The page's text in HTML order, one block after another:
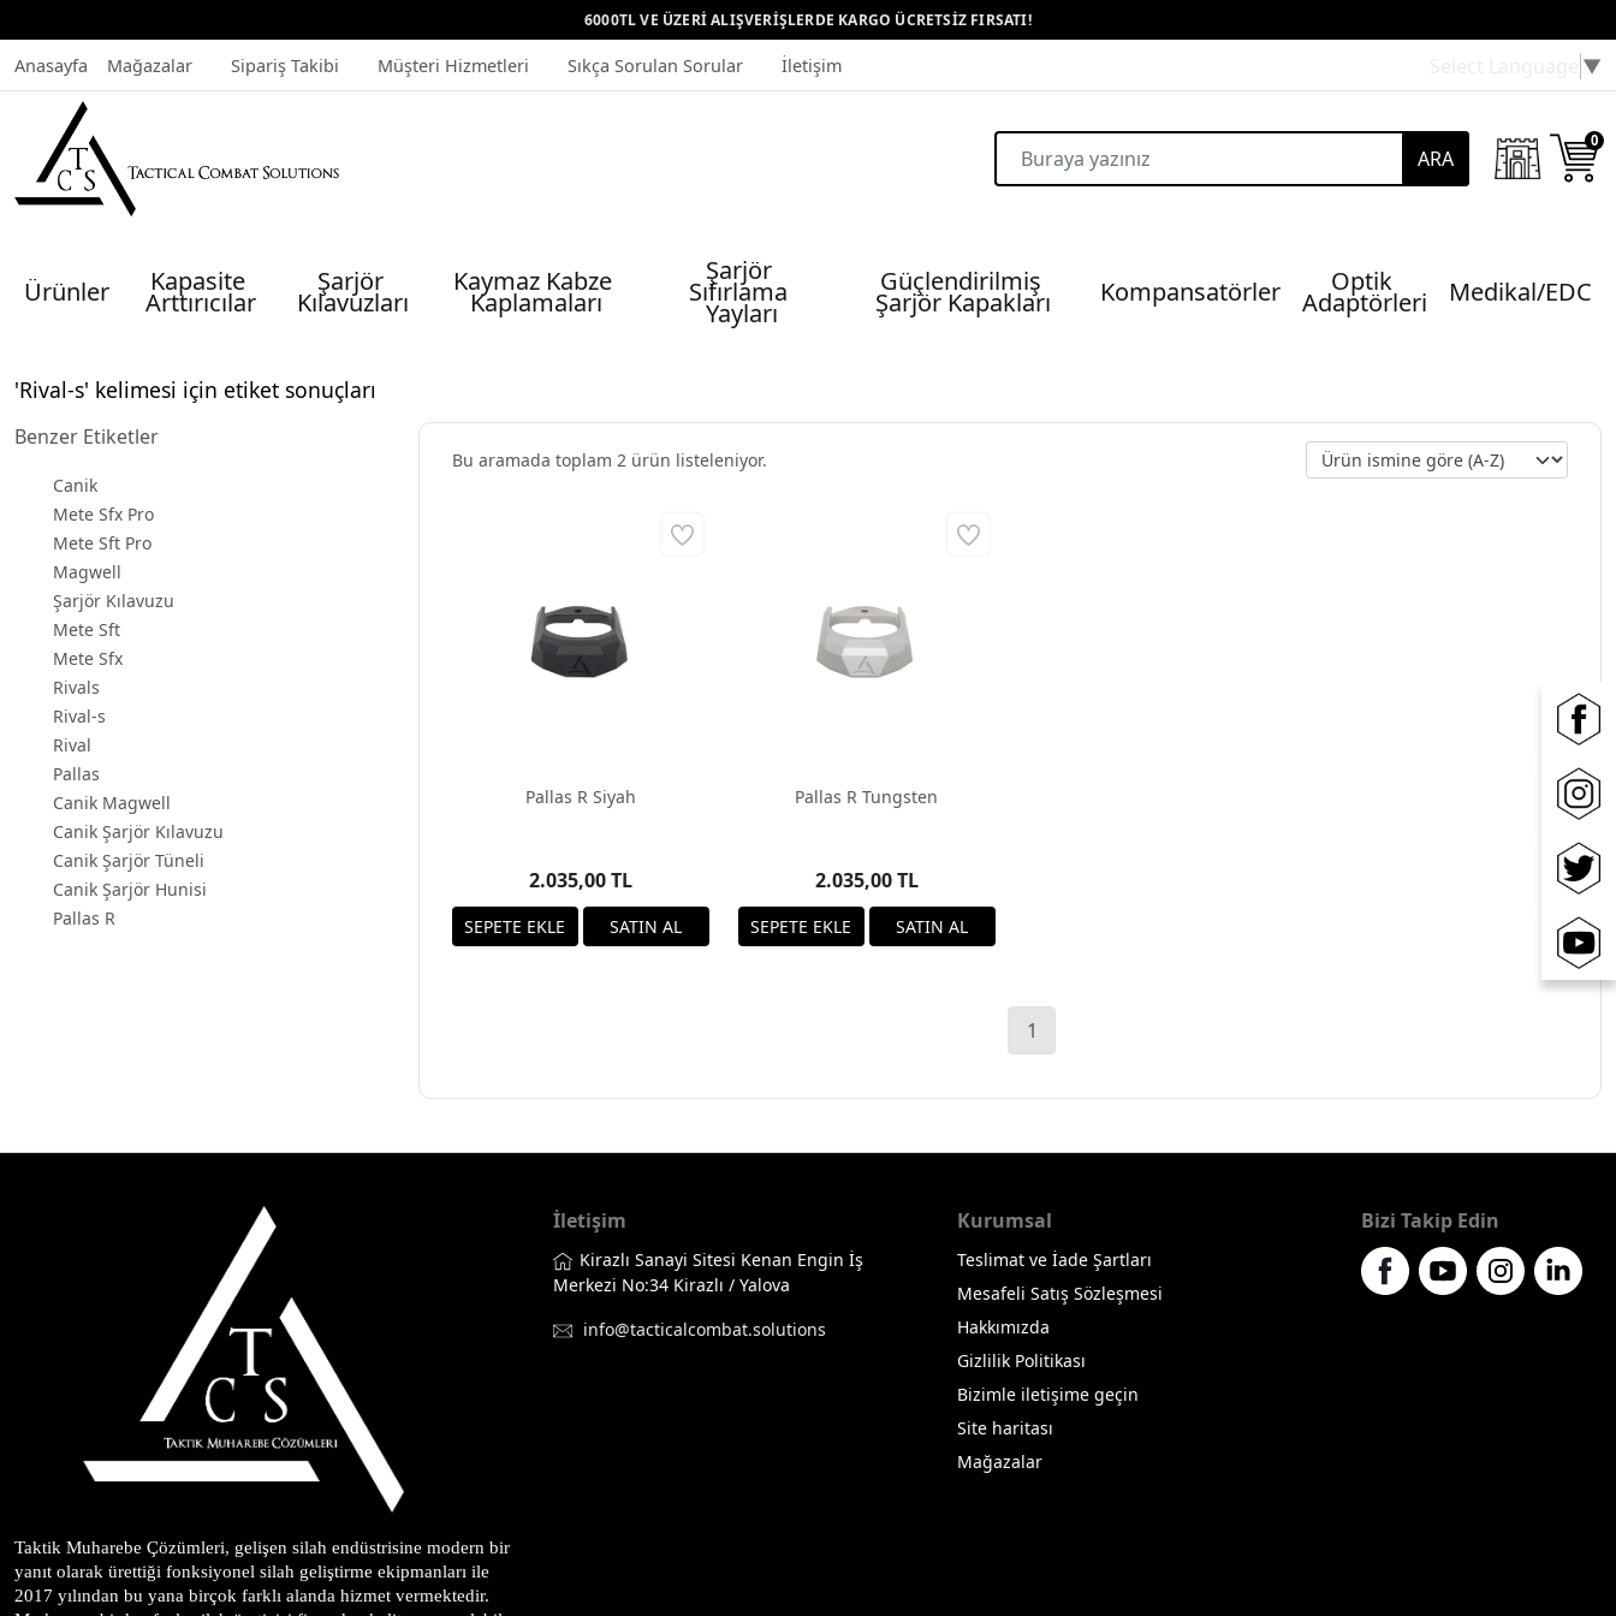
6000TL VE ÜZERİ ALIŞVERİŞLERDE KARGO ÜCRETSİZ FIRSATI!
Anasayfa Mağazalar Sipariş Takibi Müşteri Hizmetleri Sıkça Sorulan Sorular İletişim ▼
ARA
0
Ürünler Kapasite
Arttırıcılar
Şarjör
Kılavuzları
Kaymaz Kabze
Kaplamaları
Şarjör
Sıfırlama
Yayları
Güçlendirilmiş
Şarjör Kapakları Kompansatörler Optik
Adaptörleri Medikal/EDC
'Rival-s' kelimesi için etiket sonuçları
Benzer Etiketler
Canik
Mete Sfx Pro
Mete Sft Pro
Magwell
Şarjör Kılavuzu
Mete Sft
Mete Sfx
Rivals
Rival-s
Rival
Pallas
Canik Magwell
Canik Şarjör Kılavuzu
Canik Şarjör Tüneli
Canik Şarjör Hunisi
Pallas R
Bu aramada toplam 2 ürün listeleniyor.
Pallas R Siyah
2.035,00 TL
Pallas R Tungsten
2.035,00 TL
1
Taktik Muharebe Çözümleri, gelişen silah endüstrisine modern bir
yanıt olarak ürettiği fonksiyonel silah geliştirme ekipmanları ile
2017 yılından bu yana birçok farklı alanda hizmet vermektedir.
İletişim
Kirazlı Sanayi Sitesi Kenan Engin İş
Merkezi No:34 Kirazlı / Yalova
info@tacticalcombat.solutions
Kurumsal
Teslimat ve İade Şartları
Mesafeli Satış Sözleşmesi
Hakkımızda
Gizlilik Politikası
Bizimle iletişime geçin
Site haritası
Mağazalar
Bizi Takip Edin